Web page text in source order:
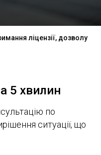
ліцензії, дозволу
5 хвилин
по
ситуації, що